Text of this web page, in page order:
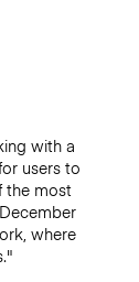
with a
users to
the most
where